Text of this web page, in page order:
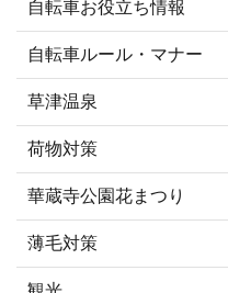
自転車お役立ち情報
自転車ルール・マナー
草津温泉
荷物対策
華蔵寺公園花まつり
薄毛対策